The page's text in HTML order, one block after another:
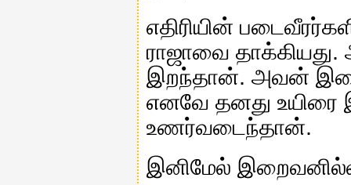
எதிரியின்
ராஜாவை
இறந்தான். அவன்
எனவே தனது
உணர்வடைந்தான்.
இனிமேல்